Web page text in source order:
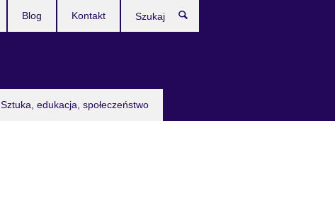
Sztuka, edukacja, społeczeństwo
Blog Kontakt